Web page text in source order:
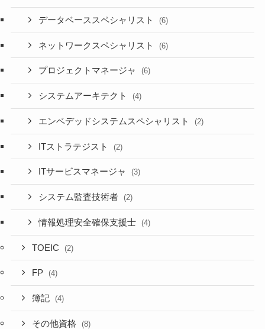
データベーススペシャリスト (6)
ネットワークスペシャリスト (6)
プロジェクトマネージャ (6)
システムアーキテクト (4)
エンベデッドシステムスペシャリスト (2)
ITストラテジスト (2)
ITサービスマネージャ (3)
システム監査技術者 (2)
情報処理安全確保支援士 (4)
TOEIC (2)
FP (4)
簿記 (4)
その他資格 (8)